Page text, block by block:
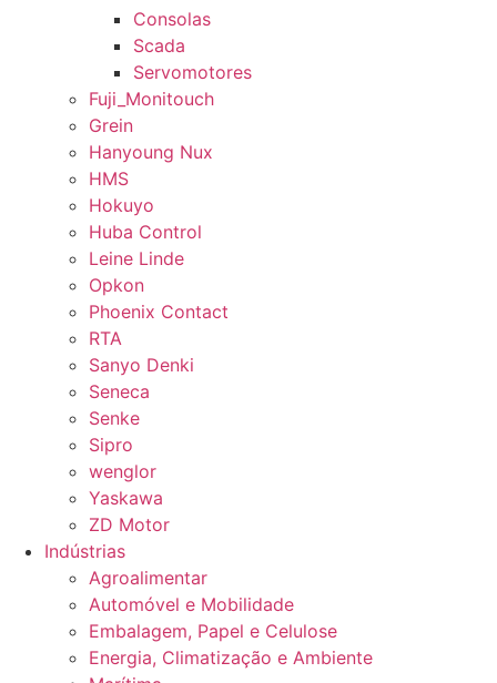
Consolas
Scada
Servomotores
Fuji_Monitouch
Grein
Hanyoung Nux
HMS
Hokuyo
Huba Control
Leine Linde
Opkon
Phoenix Contact
RTA
Sanyo Denki
Seneca
Senke
Sipro
wenglor
Yaskawa
ZD Motor
Indústrias
Agroalimentar
Automóvel e Mobilidade
Embalagem, Papel e Celulose
Energia, Climatização e Ambiente